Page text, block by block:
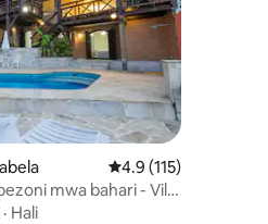
ya 5, tathmini 125
Ukadiriaji wa wastani
4.9 (115)
mwa bahari - Villa
· Hali